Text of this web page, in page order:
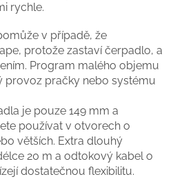
rychle.
v případě, že
protože zastaví čerpadlo, a
Program malého objemu
provoz pračky nebo systému
je pouze 149 mm a
používat v otvorech o
větších. Extra dlouhý
20 m a odtokový kabel o
dostatečnou flexibilitu.